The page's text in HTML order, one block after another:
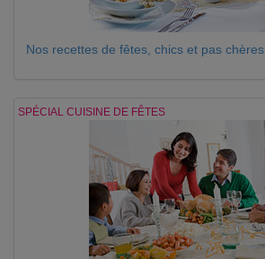
Nos recettes de fêtes, chics et pas chères
SPÉCIAL CUISINE DE FÊTES